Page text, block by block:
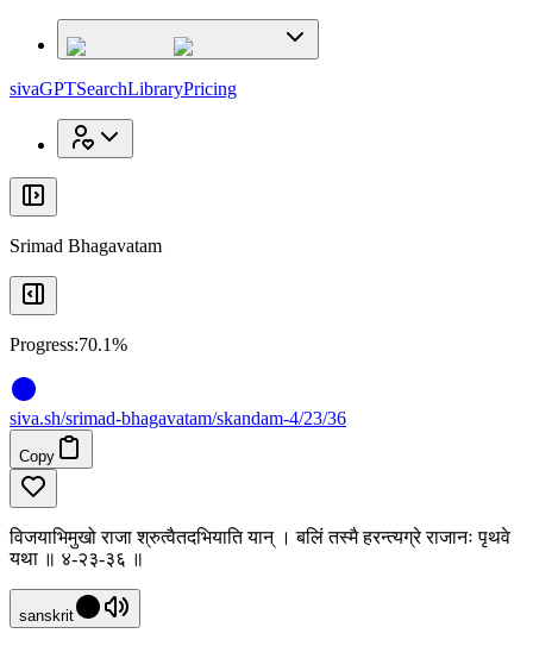
sivaGPTSearchLibraryPricing
Srimad Bhagavatam
Progress:70.1%
siva.sh/srimad-bhagavatam/skandam-4/23/36
Copy
विजयाभिमुखो राजा श्रुत्वैतदभियाति यान् । बलिं तस्मै हरन्त्यग्रे राजानः पृथवे
यथा ॥ ४-२३-३६ ॥
sanskrit